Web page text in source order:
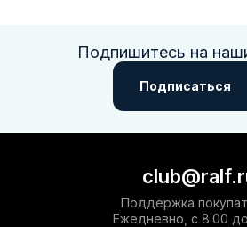
Подпишитесь на
Подписаться
Поддержка
Ежедневно, с 8:00